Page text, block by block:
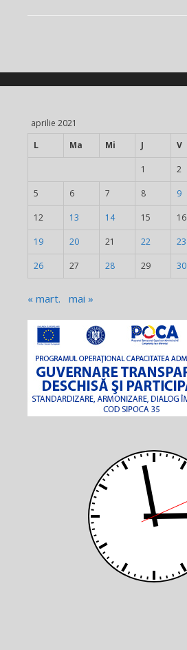
aprilie 2021
L
Ma Mi J V
1 2
5 6 7 8 9
12 13 14 15 16
19 20 21 22 23
26 27 28 29 30
« mart. mai »